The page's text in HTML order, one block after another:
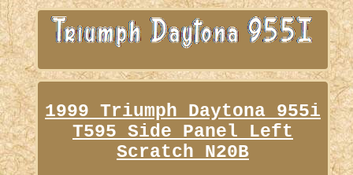
1999 Triumph Daytona 955i
T595 Side Panel Left
Scratch N20B